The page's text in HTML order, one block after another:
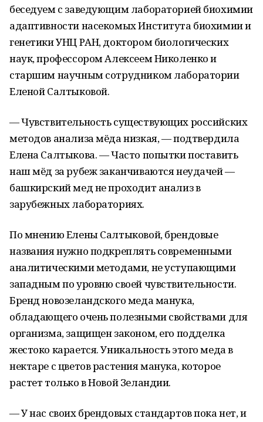
беседуем с заведующим лабораторией биохимии
адаптивности насекомых Института биохимии и
генетики УНЦ РАН, доктором биологических
наук, профессором Алексеем Николенко и
старшим научным сотрудником лаборатории
Еленой Салтыковой.
— Чувствительность существующих российских
методов анализа мёда низкая, — подтвердила
Елена Салтыкова. — Часто попытки поставить
наш мёд за рубеж заканчиваются неудачей —
башкирский мед не проходит анализ в
зарубежных лабораториях.
По мнению Елены Салтыковой, брендовые
названия нужно подкреплять современными
аналитическими методами, не уступающими
западным по уровню своей чувствительности.
Бренд новозеландского меда манука,
обладающего очень полезными свойствами для
организма, защищен законом, его подделка
жестоко карается. Уникальность этого меда в
нектаре с цветов растения манука, которое
растет только в Новой Зеландии.
— У нас своих брендовых стандартов пока нет, и